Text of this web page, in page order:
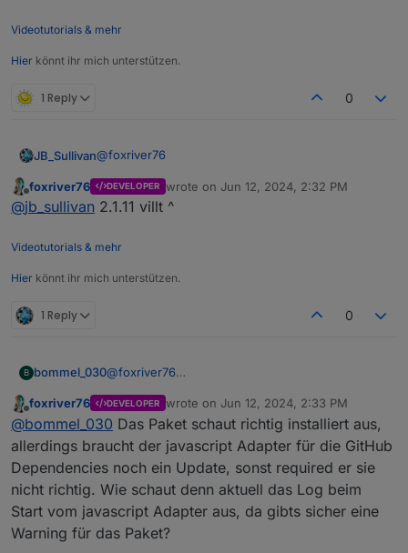
Videotutorials & mehr
Hier könnt ihr mich unterstützen.
1 Reply 0
JB_Sullivan@foxriver76
Leider auch nicht - bis zur node Version 18.xxx
das hier immer geholfen. Aber jetzt mit
source
rflink.0
14800	2024-06-12 16:22:14.250	info
rflink.0
14800	2024-06-12 16:22:14.248	info	Got
rflink.0
14800	2024-06-12 16:21:24.297	error
rflink.0
14800	2024-06-12 16:21:23.571	info
Offline
foxriver76 DEVELOPER wrote on Jun 12, 2024, 2:32 PM
last edited by
@jb_sullivan 2.1.11 villt ^
Videotutorials & mehr
Hier könnt ihr mich unterstützen.
1 Reply 0
B bommel_030@foxriver76
da das Paket über den "normalen" NPM Eintrag
im JavaScript Adapter (v8.5.2) nicht installiert
wurde.
Keine Ahnung ob das an den beiden "-" liegen
kann. Das Paket moment ließ sich nach dem
update des JavaScript-Adapters ja wieder
installieren.
controller ist bei 6.0.2
Offline
foxriver76 DEVELOPER wrote on Jun 12, 2024, 2:33 PM
last edited by
@bommel_030 Das Paket schaut richtig installiert aus,
allerdings braucht der javascript Adapter für die GitHub
Dependencies noch ein Update, sonst required er sie
nicht richtig. Wie schaut denn aktuell das Log beim
Start vom javascript Adapter aus, da gibts sicher eine
Warning für das Paket?